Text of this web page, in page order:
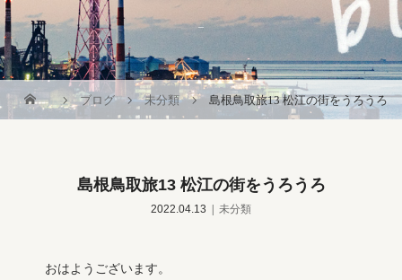
_
ブログ 未分類 島根鳥取旅13 松江の街をうろうろ
島根鳥取旅13 松江の街をうろうろ
2022.04.13 未分類
おはようございます。